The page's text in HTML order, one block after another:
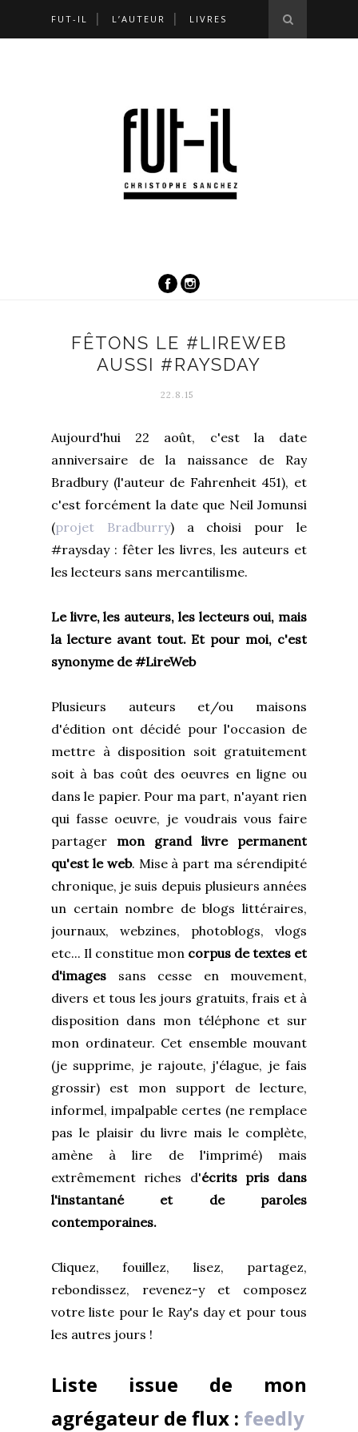
FUT-IL L’AUTEUR LIVRES
FÊTONS LE #LIREWEB
AUSSI #RAYSDAY
22.8.15
Aujourd'hui 22 août, c'est la date
anniversaire de la naissance de Ray
Bradbury (l'auteur de Fahrenheit 451), et
c'est forcément la date que Neil Jomunsi
(projet Bradburry) a choisi pour le
#raysday : fêter les livres, les auteurs et
les lecteurs sans mercantilisme.
Le livre, les auteurs, les lecteurs oui, mais
la lecture avant tout. Et pour moi, c'est
synonyme de #LireWeb
Plusieurs auteurs et/ou maisons
d'édition ont décidé pour l'occasion de
mettre à disposition soit gratuitement
soit à bas coût des oeuvres en ligne ou
dans le papier. Pour ma part, n'ayant rien
qui fasse oeuvre, je voudrais vous faire
partager mon grand livre permanent
qu'est le web. Mise à part ma sérendipité
chronique, je suis depuis plusieurs années
un certain nombre de blogs littéraires,
journaux, webzines, photoblogs, vlogs
etc... Il constitue mon corpus de textes et
d'images sans cesse en mouvement,
divers et tous les jours gratuits, frais et à
disposition dans mon téléphone et sur
mon ordinateur. Cet ensemble mouvant
(je supprime, je rajoute, j'élague, je fais
grossir) est mon support de lecture,
informel, impalpable certes (ne remplace
pas le plaisir du livre mais le complète,
amène à lire de l'imprimé) mais
extrêmement riches d'écrits pris dans
l'instantané et de paroles
contemporaines.
Cliquez, fouillez, lisez, partagez,
rebondissez, revenez-y et composez
votre liste pour le Ray's day et pour tous
les autres jours !
Liste issue de mon
agrégateur de flux : feedly